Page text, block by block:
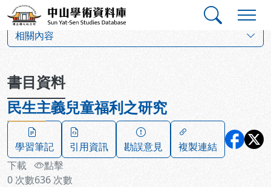
跳到主要內容
中山學術資料庫
相關內容
書目資料
民生主義兒童福利之研究
學習筆記 引用資訊 勘誤意見
複製連結
下載
0 次數
點擊
636 次數